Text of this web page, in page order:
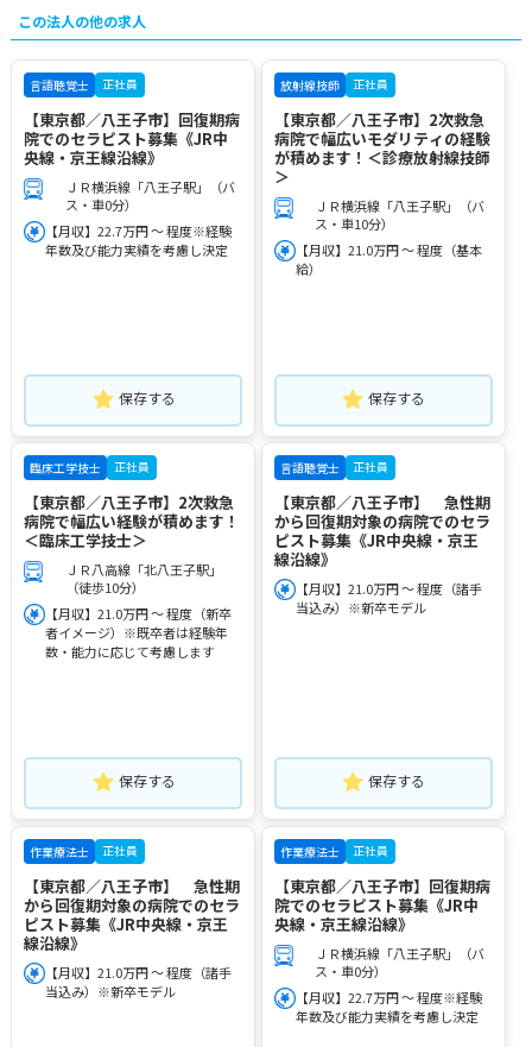
この法人の他の求人
言語聴覚士 正社員
【東京都／八王子市】回復期病
院でのセラピスト募集《JR中
央線・京王線沿線》
ＪＲ横浜線「八王子駅」（バ
ス・車0分）
【月収】22.7万円 ～ 程度※経験
年数及び能力実績を考慮し決定
保存する
放射線技師 正社員
【東京都／八王子市】2次救急
病院で幅広いモダリティの経験
が積めます！＜診療放射線技師
＞
ＪＲ横浜線「八王子駅」（バ
ス・車10分）
【月収】21.0万円 ～ 程度（基本
給）
保存する
臨床工学技士 正社員
【東京都／八王子市】2次救急
病院で幅広い経験が積めます！
＜臨床工学技士＞
ＪＲ八高線「北八王子駅」
（徒歩10分）
【月収】21.0万円 ～ 程度（新卒
者イメージ）※既卒者は経験年
数・能力に応じて考慮します
保存する
言語聴覚士 正社員
【東京都／八王子市】 急性期
から回復期対象の病院でのセラ
ピスト募集《JR中央線・京王
線沿線》
【月収】21.0万円 ～ 程度（諸手
当込み）※新卒モデル
保存する
作業療法士 正社員
【東京都／八王子市】 急性期
から回復期対象の病院でのセラ
ピスト募集《JR中央線・京王
線沿線》
【月収】21.0万円 ～ 程度（諸手
当込み）※新卒モデル
作業療法士 正社員
【東京都／八王子市】回復期病
院でのセラピスト募集《JR中
央線・京王線沿線》
ＪＲ横浜線「八王子駅」（バ
ス・車0分）
【月収】22.7万円 ～ 程度※経験
年数及び能力実績を考慮し決定